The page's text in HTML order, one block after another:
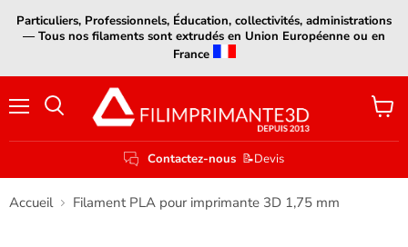
Particuliers, Professionnels, Éducation, collectivités, administrations
— Tous nos filaments sont extrudés en Union Européenne ou en
France
Contactez-nous 📝Devis
Voir
le
Accueil Filament PLA pour imprimante 3D 1,75 mm